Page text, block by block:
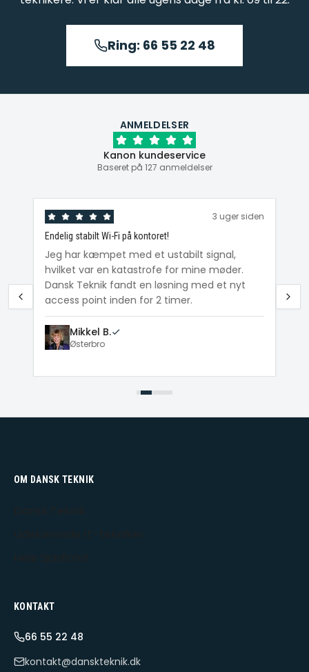
Ring: 66 55 22 48
ANMELDELSER
Kanon kundeservice
Baseret på 127 anmeldelser
3 uger siden
Endelig stabilt Wi-Fi på kontoret!
Jeg har kæmpet med et ustabilt signal,
hvilket var en katastrofe for mine møder.
Dansk Teknik fandt en løsning med et nyt
access point inden for 2 timer.
Mikkel B.
Østerbro
OM DANSK TEKNIK
KONTAKT
66 55 22 48
kontakt@danskteknik.dk